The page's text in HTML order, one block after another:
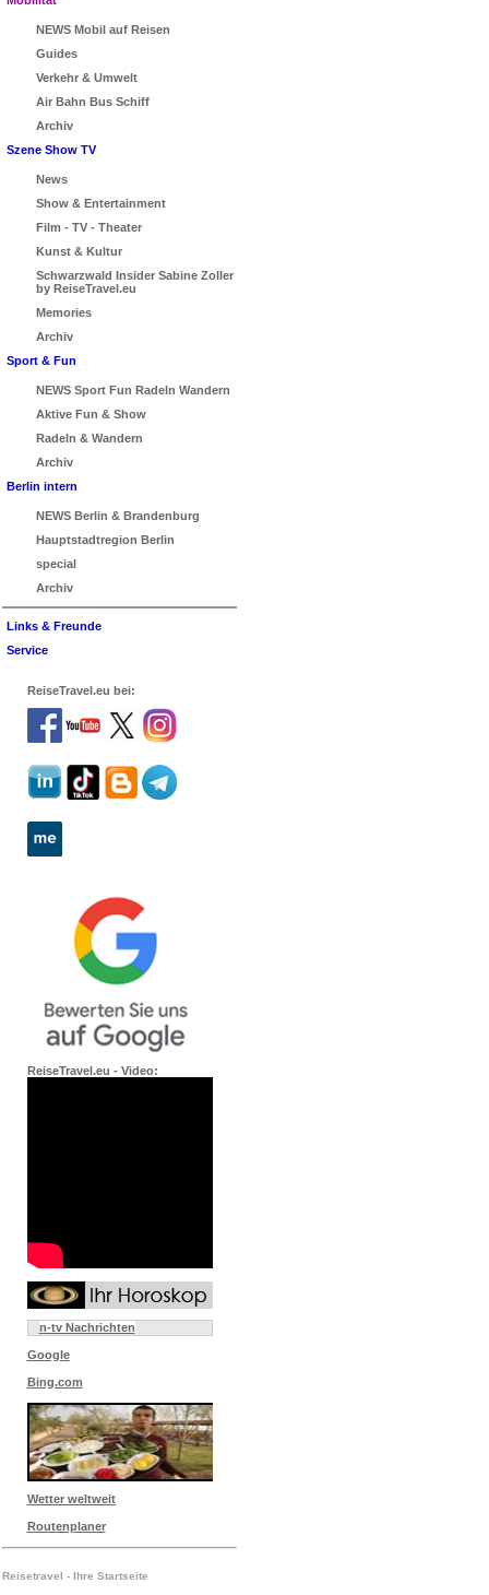
NEWS Mobil auf Reisen
Guides
Verkehr & Umwelt
Air Bahn Bus Schiff
Archiv
Szene Show TV
News
Show & Entertainment
Film - TV - Theater
Kunst & Kultur
Schwarzwald Insider Sabine Zoller
by ReiseTravel.eu
Memories
Archiv
Sport & Fun
NEWS Sport Fun Radeln Wandern
Aktive Fun & Show
Radeln & Wandern
Archiv
Berlin intern
NEWS Berlin & Brandenburg
Hauptstadtregion Berlin
special
Archiv
Links & Freunde
Service
ReiseTravel.eu bei:
ReiseTravel.eu - Video:
n-tv Nachrichten
Google
Bing.com
Wetter weltweit
Routenplaner
Reisetravel - Ihre Startseite